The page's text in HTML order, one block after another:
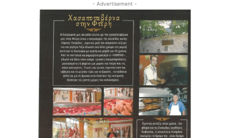
- Advertisement -